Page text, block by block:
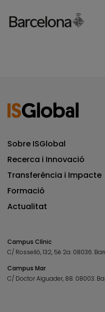
Sobre ISGlobal
Recerca i Innovació
Transferència i Impacte
Formació
Actualitat
Campus Clínic
C/ Rosselló, 132, 5è 2a. 08036.
Campus Mar
C/ Doctor Aiguader, 88. 08003.